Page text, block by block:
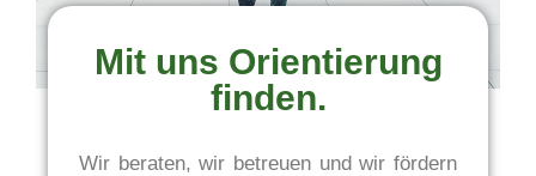
Mit uns Orientierung
finden.
Wir beraten, wir betreuen und wir fördern